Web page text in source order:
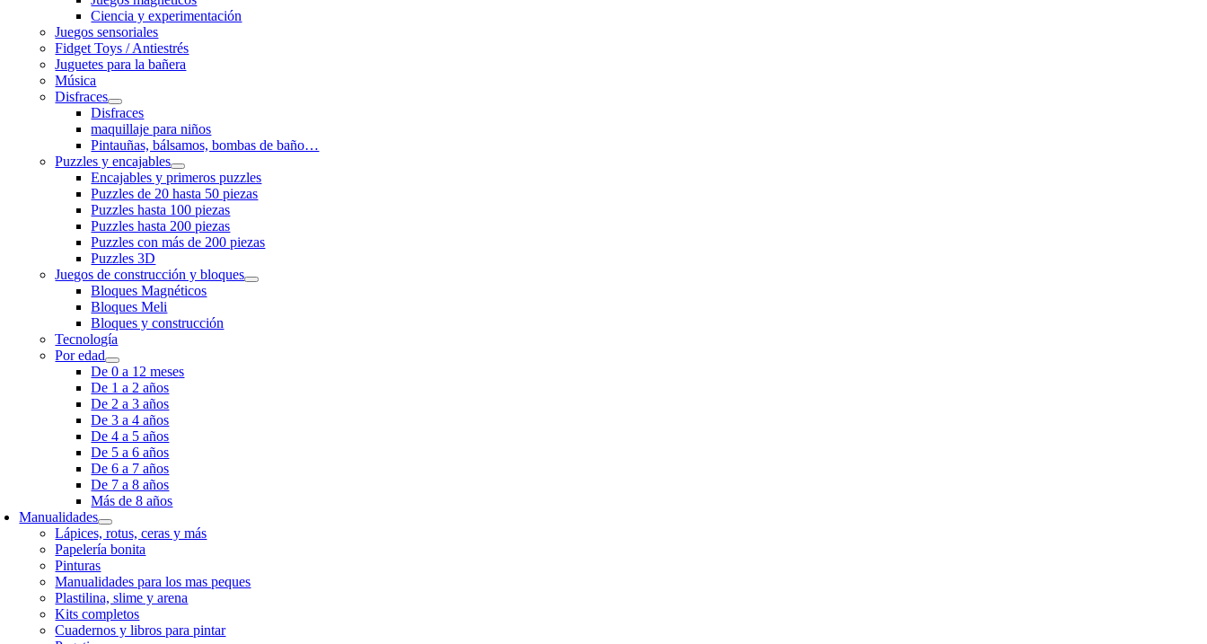
Ciencia y experimentación
Juegos sensoriales
Fidget Toys / Antiestrés
Juguetes para la bañera
Música
Disfraces
Disfraces
maquillaje para niños
Pintauñas, bálsamos, bombas de baño…
Puzzles y encajables
Encajables y primeros puzzles
Puzzles de 20 hasta 50 piezas
Puzzles hasta 100 piezas
Puzzles hasta 200 piezas
Puzzles con más de 200 piezas
Puzzles 3D
Juegos de construcción y bloques
Bloques Magnéticos
Bloques Meli
Bloques y construcción
Tecnología
Por edad
De 0 a 12 meses
De 1 a 2 años
De 2 a 3 años
De 3 a 4 años
De 4 a 5 años
De 5 a 6 años
De 6 a 7 años
De 7 a 8 años
Más de 8 años
Manualidades
Lápices, rotus, ceras y más
Papelería bonita
Pinturas
Manualidades para los mas peques
Plastilina, slime y arena
Kits completos
Cuadernos y libros para pintar